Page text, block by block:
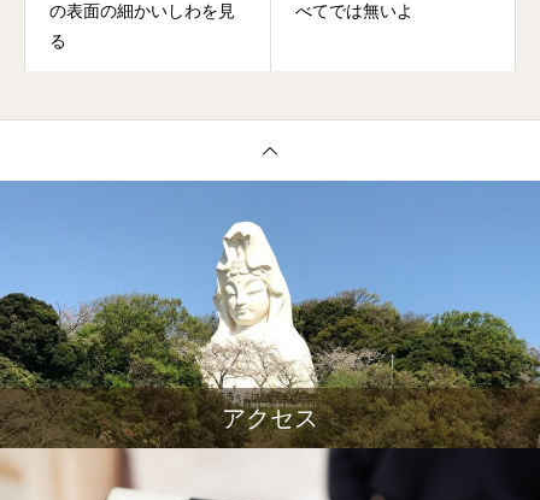
の表面の細かいしわを見
る
べてでは無いよ
アクセス